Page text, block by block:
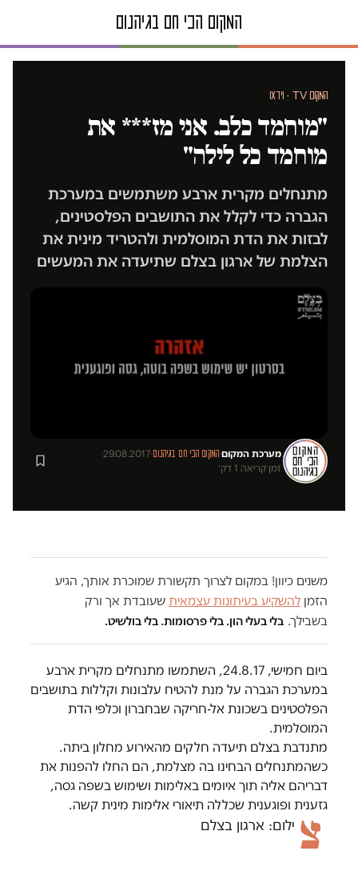
המקום TV · וידאו
"מוחמד כלב. אני מז*** את
מוחמד כל לילה"
מתנחלים מקרית ארבע משתמשים במערכת
הגברה כדי לקלל את התושבים הפלסטינים,
לבזות את הדת המוסלמית ולהטריד מינית את
הצלמת של ארגון בצלם שתיעדה את המעשים
מערכת המקום·המקום הכי חם בגיהנום·
29.08.2017
·
זמן קריאה 1 דק׳
משנים כיוון! במקום לצרוך תקשורת שמוכרת אותך, הגיע
הזמן להשקיע בעיתונות עצמאית שעובדת אך ורק
בשבילך. בלי בעלי הון. בלי פרסומות. בלי בולשיט.
ביום חמישי, 24.8.17, השתמשו מתנחלים מקרית ארבע
במערכת הגברה על מנת להטיח עלבונות וקללות בתושבים
הפלסטינים בשכונת אל-חריקה שבחברון וכלפי הדת
המוסלמית.
מתנדבת בצלם תיעדה חלקים מהאירוע מחלון ביתה.
כשהמתנחלים הבחינו בה מצלמת, הם החלו להפנות את
דבריהם אליה תוך איומים באלימות ושימוש בשפה גסה,
גזענית ופוגענית שכללה תיאורי אלימות מינית קשה.
צ ילום: ארגון בצלם